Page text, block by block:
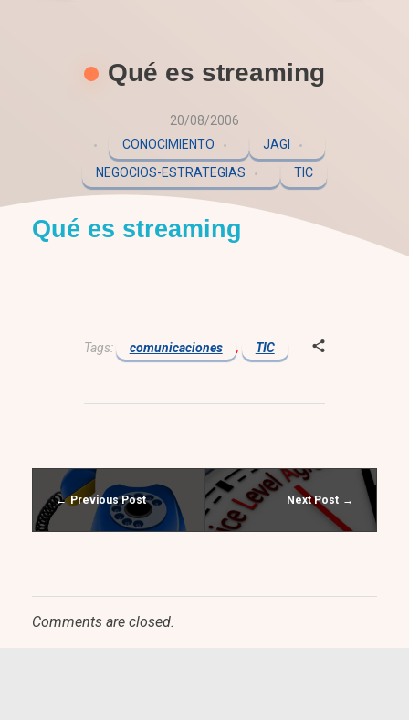
Qué es streaming
20/08/2006
CONOCIMIENTO
JAGI
NEGOCIOS-ESTRATEGIAS
TIC
Qué es streaming
Tags: comunicaciones , TIC
Previous Post Next Post
Comments are closed.